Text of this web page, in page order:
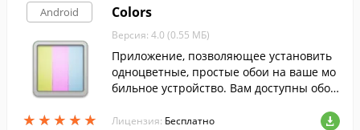
Android
★ ★ ★ ★ ★
★ ★ ★ ★ ★
Colors
Версия: 4.0 (0.55 МБ)
Приложение, позволяющее установить
одноцветные, простые обои на ваше мо
бильное устройство. Вам доступны обои
и сочные розовые или кислотно-зелены
Лицензия: Бесплатно